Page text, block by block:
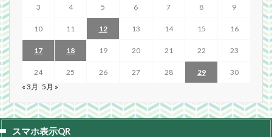
3 4 5 6 7 8 9
10 11 12 13 14 15 16
17 18 19 20 21 22 23
24 25 26 27 28 29
30
« 3月 5月 »
スマホ表示QR